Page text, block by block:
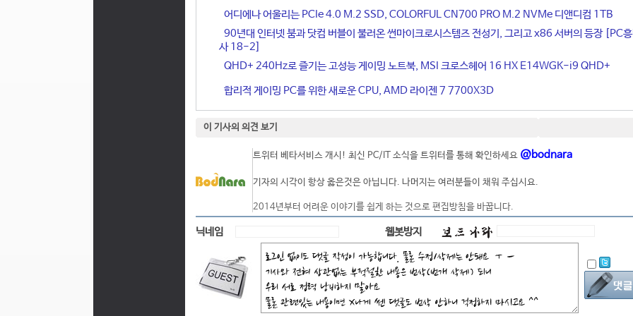
어디에나 어울리는 PCIe 4.0 M.2 SSD, COLORFUL CN700 PRO M.2 NVMe 디앤디컴 1TB
90년대 인터넷 붐과 닷컴 버블이 불러온 썬마이크로시스템즈 전성기, 그리고 x86 서버의 등장 [PC
사 18-2]
QHD+ 240Hz로 즐기는 고성능 게이밍 노트북, MSI 크로스헤어 16 HX E14WGK-i9 QHD+
합리적 게이밍 PC를 위한 새로운 CPU, AMD 라이젠 7 7700X3D
이 기사의 의견 보기
트위터 베타서비스 개시! 최신 PC/IT 소식을 트위터를 통해 확인하세요 @bodnara
기자의 시각이 항상 옳은것은 아닙니다. 나머지는 여러분들이 채워 주십시요.
2014년부터 어려운 이야기를 쉽게 하는 것으로 편집방침을 바꿉니다.
닉네임 웹봇방지